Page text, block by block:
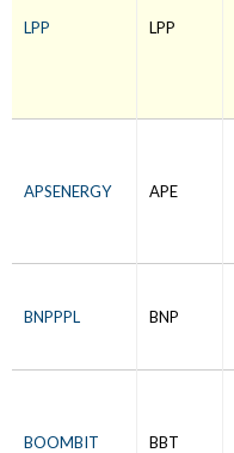
LPP LPP
APSENERGY APE
BNPPPL BNP
BOOMBIT BBT